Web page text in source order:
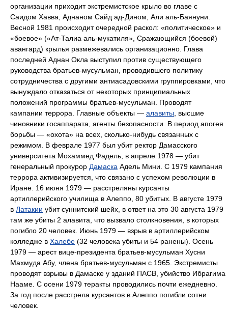
организации приходит экстремистское крыло во главе с
Саидом Хавва, Аднаном Сайд ад-Дином, Али аль-Баянуни.
Весной 1981 происходит очередной раскол: «политическое» и
«боевое» («Ат-Талиа аль-мукатиля», Сражающийся (боевой)
авангард) крылья размежевались организационно. Глава
последней Аднан Окла выступил против существующего
руководства братьев-мусульман, проводившего политику
сотрудничества с другими антиасадовскими группировками, что
вынуждало отказаться от некоторых принципиальных
положений программы братьев-мусульман. Проводят
кампании террора. Главные объекты — алавиты , высшие
чиновники госаппарата, агенты безопасности. В период апогея
борьбы — «охота» на всех, сколько-нибудь связанных с
режимом. В феврале 1977 был убит ректор Дамасского
университета Мохаммед Фадель, в апреле 1978 — убит
генеральный прокурор Дамаска Адель Мини. С 1979 кампания
террора активизируется, что связано с успехом революции в
Иране. 16 июня 1979 — расстреляны курсанты
артиллерийского училища в Алеппо, 80 убитых. В августе 1979
в Латакии убит суннитский шейх, в ответ на это 30 августа 1979
там же убиты 2 алавита, что вызвало столкновения, в которых
погибло 20 человек. Июнь 1979 — взрыв в артиллерийском
колледже в Халебе (32 человека убиты и 54 ранены). Осень
1979 — арест вице-президента братьев-мусульман Хусни
Махмуда Абу, члена братьев-мусульман с 1965. Экстремисты
проводят взрывы в Дамаске у зданий ПАСВ, убийство Ибрагима
Нааме. С осени 1979 теракты проводились почти ежедневно.
За год после расстрела курсантов в Алеппо погибли сотни
человек.